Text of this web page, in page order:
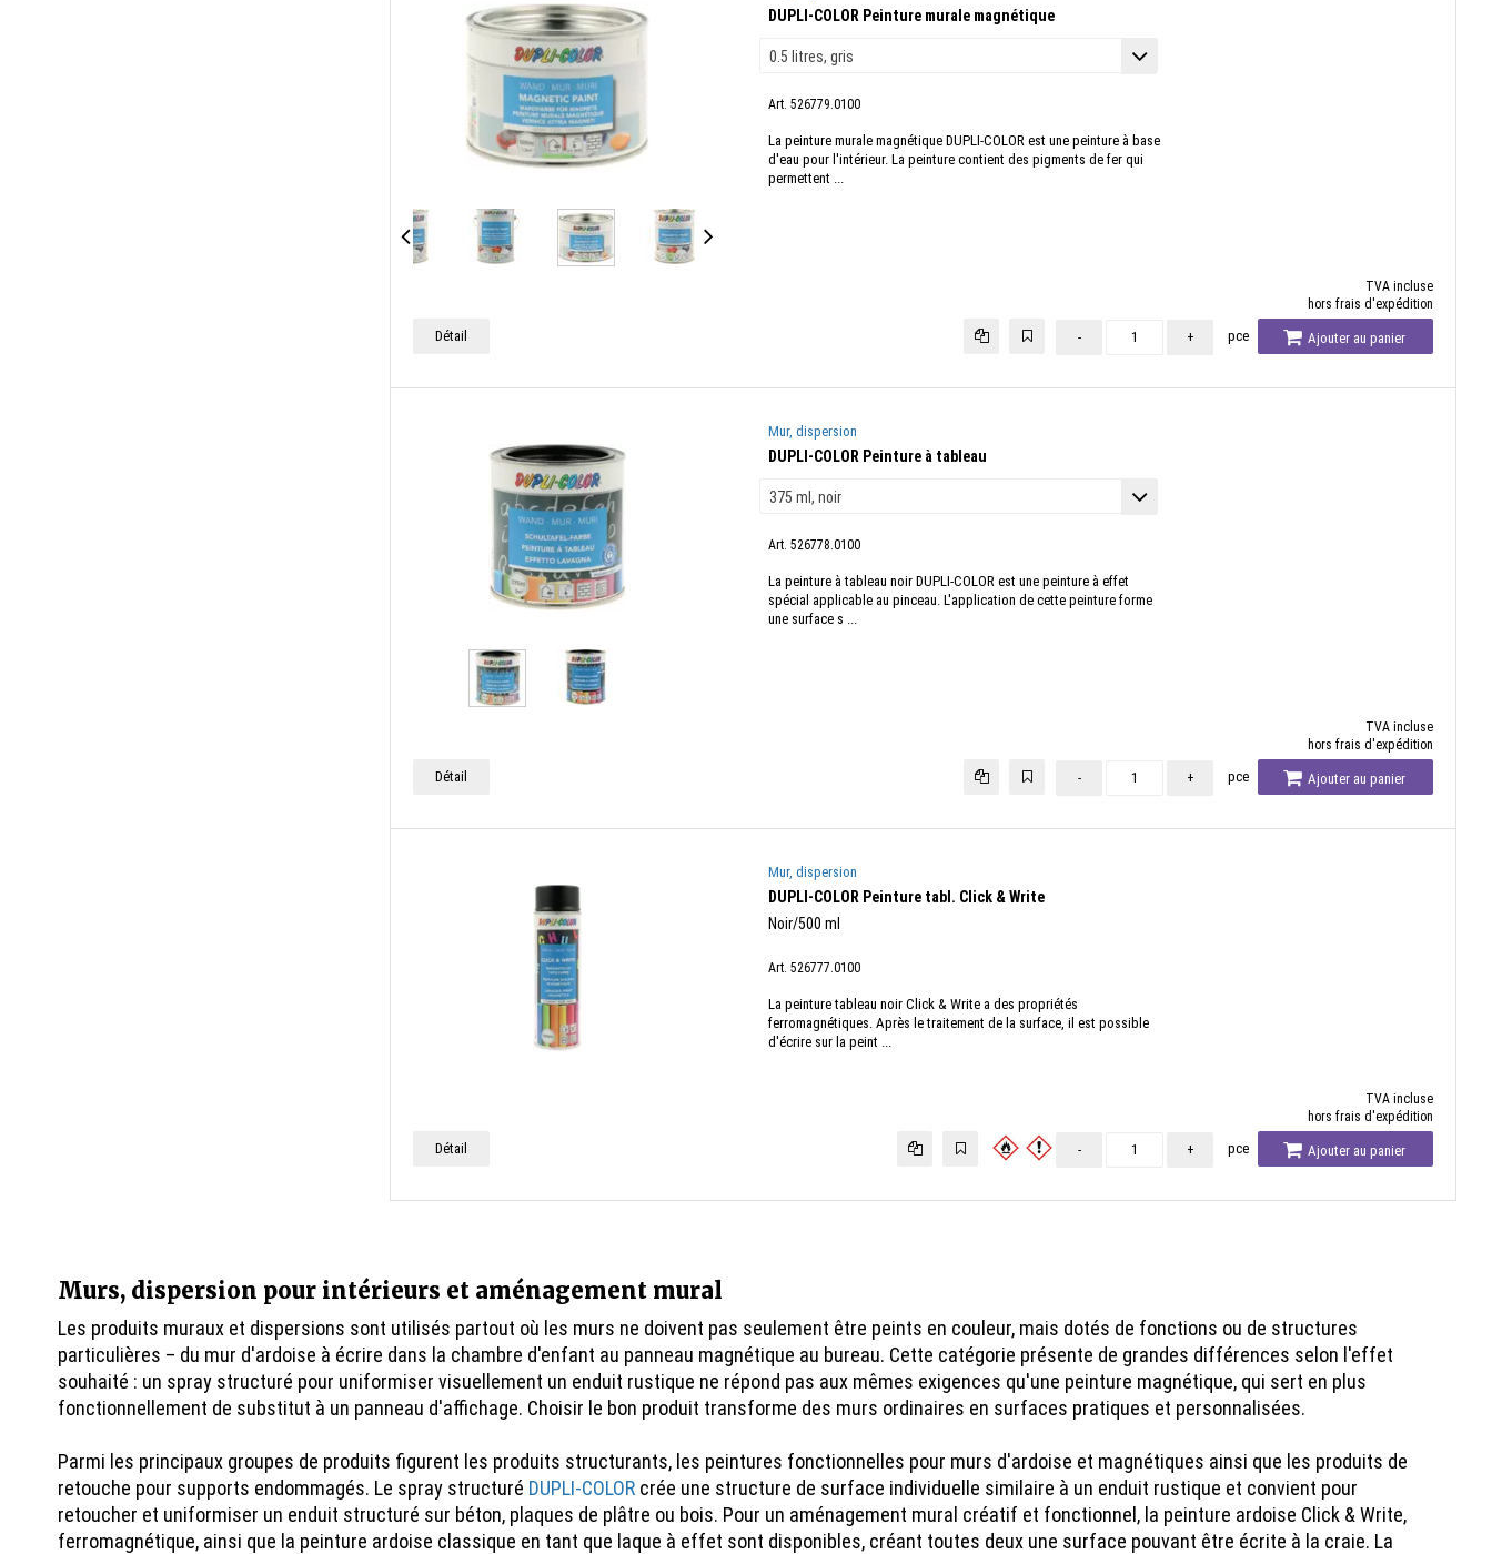
DUPLI-COLOR Peinture murale magnétique
Art. 526779.0100
La peinture murale magnétique DUPLI-COLOR est une peinture à base
d'eau pour l'intérieur. La peinture contient des pigments de fer qui
permettent ...
TVA incluse
hors frais d'expédition
Détail - + pce Ajouter au panier
Mur, dispersion
DUPLI-COLOR Peinture à tableau
Art. 526778.0100
La peinture à tableau noir DUPLI-COLOR est une peinture à effet
spécial applicable au pinceau. L'application de cette peinture forme
une surface s ...
TVA incluse
hors frais d'expédition
Détail - + pce Ajouter au panier
Mur, dispersion
DUPLI-COLOR Peinture tabl. Click & Write
Noir/500 ml
Art. 526777.0100
La peinture tableau noir Click & Write a des propriétés
ferromagnétiques. Après le traitement de la surface, il est possible
d'écrire sur la peint ...
TVA incluse
hors frais d'expédition
Détail - + pce Ajouter au panier
Murs, dispersion pour intérieurs et aménagement mural
Les produits muraux et dispersions sont utilisés partout où les murs ne doivent pas seulement être peints en couleur, mais dotés de fonctions ou de structures
particulières – du mur d'ardoise à écrire dans la chambre d'enfant au panneau magnétique au bureau. Cette catégorie présente de grandes différences selon l'effet
souhaité : un spray structuré pour uniformiser visuellement un enduit rustique ne répond pas aux mêmes exigences qu'une peinture magnétique, qui sert en plus
fonctionnellement de substitut à un panneau d'affichage. Choisir le bon produit transforme des murs ordinaires en surfaces pratiques et personnalisées.
Parmi les principaux groupes de produits figurent les produits structurants, les peintures fonctionnelles pour murs d'ardoise et magnétiques ainsi que les produits de
retouche pour supports endommagés. Le spray structuré DUPLI-COLOR crée une structure de surface individuelle similaire à un enduit rustique et convient pour
retoucher et uniformiser un enduit structuré sur béton, plaques de plâtre ou bois. Pour un aménagement mural créatif et fonctionnel, la peinture ardoise Click & Write,
ferromagnétique, ainsi que la peinture ardoise classique en tant que laque à effet sont disponibles, créant toutes deux une surface pouvant être écrite à la craie. La